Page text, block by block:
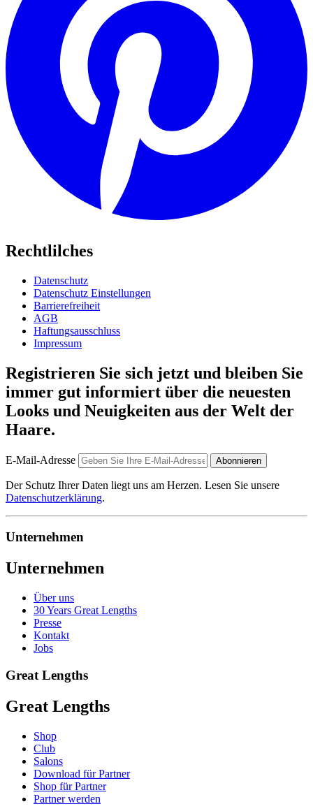
Rechtlilches
Datenschutz
Datenschutz Einstellungen
Barrierefreiheit
AGB
Haftungsausschluss
Impressum
Registrieren Sie sich jetzt und bleiben Sie
immer gut informiert über die neuesten
Looks und Neuigkeiten aus der Welt der
Haare.
E-Mail-Adresse Abonnieren
Der Schutz Ihrer Daten liegt uns am Herzen. Lesen Sie unsere
Datenschutzerklärung.
Unternehmen
Unternehmen
Über uns
30 Years Great Lengths
Presse
Kontakt
Jobs
Great Lengths
Great Lengths
Shop
Club
Salons
Download für Partner
Shop für Partner
Partner werden